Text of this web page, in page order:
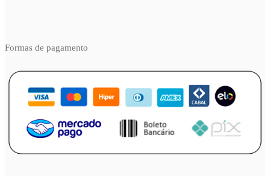
Formas de pagamento